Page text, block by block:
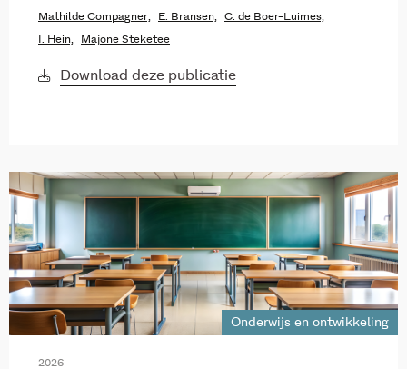
Mathilde Compagner, E. Bransen, C. de Boer-Luimes,
I. Hein, Majone Steketee
Download deze publicatie
Onderwijs en ontwikkeling
2026